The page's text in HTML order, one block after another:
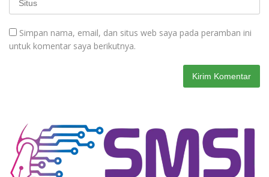
Simpan nama, email, dan situs web saya pada peramban ini
untuk komentar saya berikutnya.